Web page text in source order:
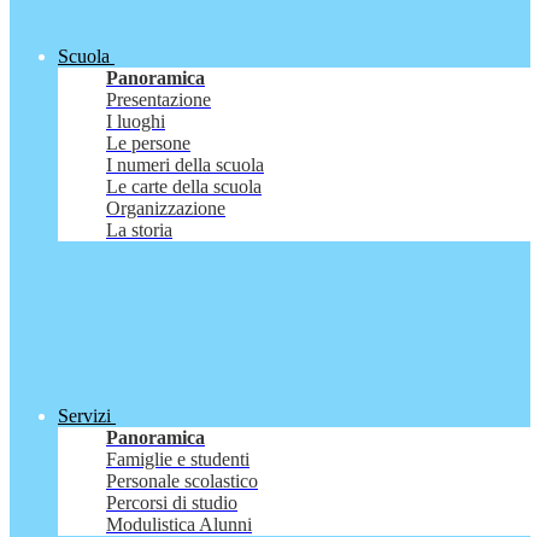
Scuola
Panoramica
Presentazione
I luoghi
Le persone
I numeri della scuola
Le carte della scuola
Organizzazione
La storia
Servizi
Panoramica
Famiglie e studenti
Personale scolastico
Percorsi di studio
Modulistica Alunni